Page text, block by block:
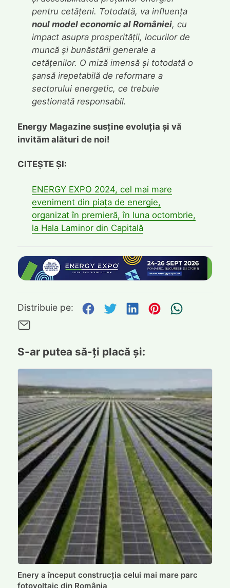
pentru cetățeni. Totodată, va influența
noul model economic al României, cu
impact asupra prosperității, locurilor de
muncă și bunăstării generale a
cetățenilor. O miză imensă și totodată o
șansă irepetabilă de reformare a
sectorului energetic, ce trebuie
gestionată responsabil.
Energy Magazine susține evoluția și vă
invităm alături de noi!
CITEȘTE ȘI:
ENERGY EXPO 2024, cel mai mare
eveniment din piața de energie,
organizat în premieră, în luna octombrie,
la Hala Laminor din Capitală
Distribuie pe: Distribuie pe Facebook
Distribuie pe
Distribuie pe
Distribuie
S-ar putea să-ți placă și:
Enery a început construcția celui mai mare parc
fotovoltaic din România